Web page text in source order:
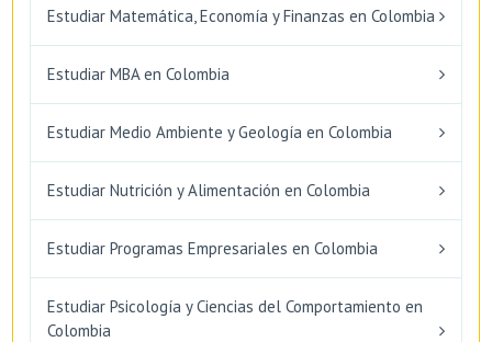
Estudiar Matemática, Economía y Finanzas en Colombia
Estudiar MBA en Colombia
Estudiar Medio Ambiente y Geología en Colombia
Estudiar Nutrición y Alimentación en Colombia
Estudiar Programas Empresariales en Colombia
Estudiar Psicología y Ciencias del Comportamiento en
Colombia